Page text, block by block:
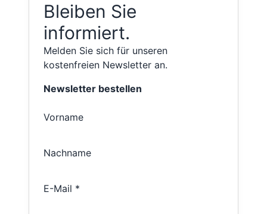
Bleiben Sie
informiert.
Melden Sie sich für unseren
kostenfreien Newsletter an.